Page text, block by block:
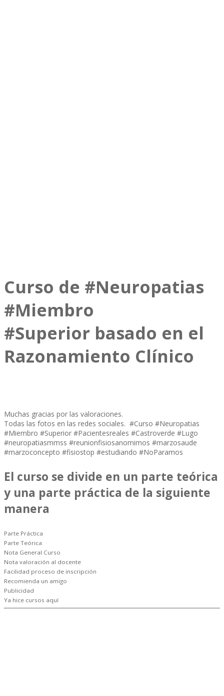
Curso de #Neuropatias
#Miembro
#Superior basado en el
Razonamiento Clínico
Muchas gracias por las valoraciones.
Todas las fotos en las redes sociales. #Curso #Neuropatias
#Miembro #Superior #Pacientesreales #Castroverde #Lugo
#neuropatiasmmss #reunionfisiosanomimos #marzosaude
#marzoconcepto #fisiostop #estudiando #NoParamos
El curso se divide en un parte teórica
y una parte práctica de la siguiente
manera
Parte Práctica
Parte Teórica
Nota General Curso
Nota valoración al docente
Facilidad proceso de inscripción
Recomienda un amigo
Publicidad
Ya hice cursos aquí